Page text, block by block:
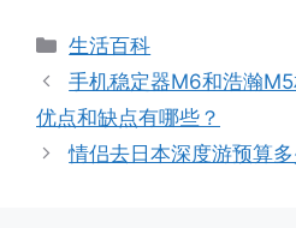
分
类
生活百科
手机稳定器M6和浩瀚
优点和缺点有哪些？
情侣去日本深度游预算